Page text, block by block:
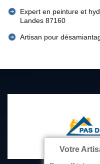
Expert en peinture et
Landes 87160
Artisan pour
Votre